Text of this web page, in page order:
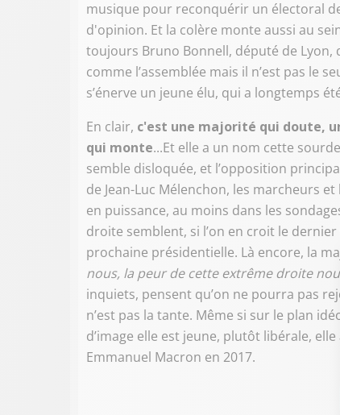
musique pour reconquérir un électoral
d'opinion. Et la colère monte aussi au
toujours Bruno Bonnell, député de
comme l’assemblée mais il n’est pas le
s’énerve un jeune élu, qui a longtemps
En clair, c'est une majorité qui doute,
qui monte...Et elle a un nom cette
semble disloquée, et l’opposition
de Jean-Luc Mélenchon, les marcheurs
en puissance, au moins dans les
droite semblent, si l’on en croit le
prochaine présidentielle. Là encore, la
nous, la peur de cette extrême droite
inquiets, pensent qu’on ne pourra pas
n’est pas la tante. Même si sur le plan
d’image elle est jeune, plutôt libérale,
Emmanuel Macron en 2017.